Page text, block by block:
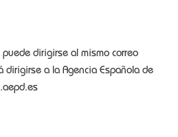
dirigirse al mismo correo
dirigirse a la Agencia Española de